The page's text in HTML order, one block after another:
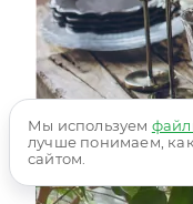
Мы используем
лучше понимаем,
сайтом.